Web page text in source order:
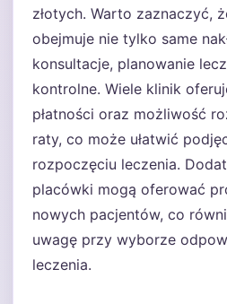
złotych. Warto zaznaczyć,
obejmuje nie tylko same
konsultacje, planowanie
kontrolne. Wiele klinik
płatności oraz możliwość
raty, co może ułatwić
rozpoczęciu leczenia.
placówki mogą oferować
nowych pacjentów, co
uwagę przy wyborze
leczenia.